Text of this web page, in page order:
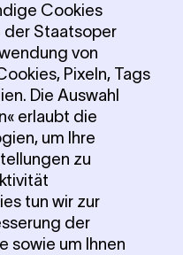
Cookies
der Staatsoper
von
Pixeln, Tags
Die Auswahl
erlaubt die
um Ihre
zu
tun wir zur
der
sowie um Ihnen